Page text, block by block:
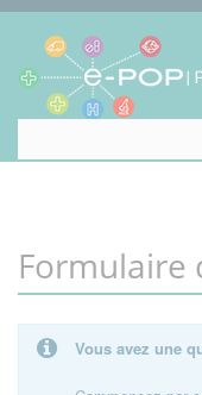
Formulaire
Vous avez une